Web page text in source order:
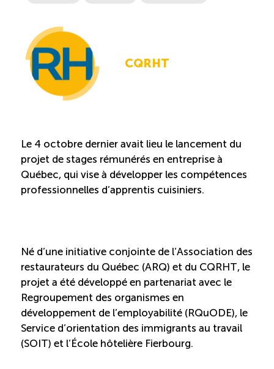
Descriptions de fonction
Balados
Programmes d’aide et subventions
Recrutement de travailleurs étrangers
Compétences et formations
Nouvelles formations
Formation sur mesure
CQRHT
Le 4 octobre dernier avait lieu le lancement du
projet de stages rémunérés en entreprise à
Québec, qui vise à développer les compétences
professionnelles d’apprentis cuisiniers.
Né d’une initiative conjointe de l’Association des
restaurateurs du Québec (ARQ) et du CQRHT, le
projet a été développé en partenariat avec le
Regroupement des organismes en
développement de l’employabilité (RQuODE), le
Service d’orientation des immigrants au travail
(SOIT) et l’École hôtelière Fierbourg.